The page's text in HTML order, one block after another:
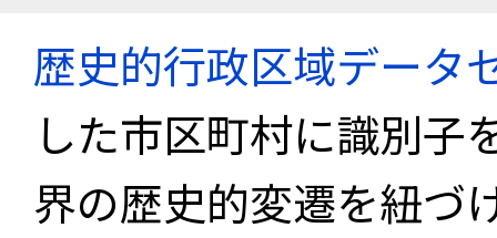
歴史的行政区域データ
した市区町村に識別子
界の歴史的変遷を紐づ